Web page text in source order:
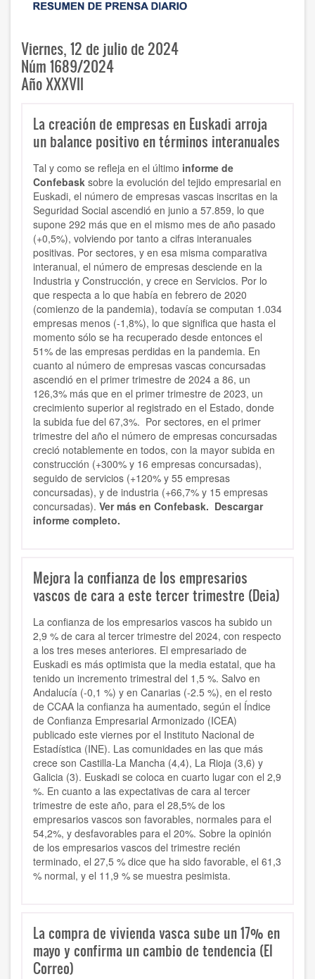
Viernes, 12 de julio de 2024
Núm 1689/2024
Año XXXVII
La creación de empresas en Euskadi arroja
un balance positivo en términos interanuales
Tal y como se refleja en el último informe de
Confebask sobre la evolución del tejido empresarial en
Euskadi, el número de empresas vascas inscritas en la
Seguridad Social ascendió en junio a 57.859, lo que
supone 292 más que en el mismo mes de año pasado
(+0,5%), volviendo por tanto a cifras interanuales
positivas. Por sectores, y en esa misma comparativa
interanual, el número de empresas desciende en la
Industria y Construcción, y crece en Servicios. Por lo
que respecta a lo que había en febrero de 2020
(comienzo de la pandemia), todavía se computan 1.034
empresas menos (-1,8%), lo que significa que hasta el
momento sólo se ha recuperado desde entonces el
51% de las empresas perdidas en la pandemia. En
cuanto al número de empresas vascas concursadas
ascendió en el primer trimestre de 2024 a 86, un
126,3% más que en el primer trimestre de 2023, un
crecimiento superior al registrado en el Estado, donde
la subida fue del 67,3%. Por sectores, en el primer
trimestre del año el número de empresas concursadas
creció notablemente en todos, con la mayor subida en
construcción (+300% y 16 empresas concursadas),
seguido de servicios (+120% y 55 empresas
concursadas), y de industria (+66,7% y 15 empresas
concursadas). Ver más en Confebask. Descargar
informe completo.
Mejora la confianza de los empresarios
vascos de cara a este tercer trimestre (Deia)
La confianza de los empresarios vascos ha subido un
2,9 % de cara al tercer trimestre del 2024, con respecto
a los tres meses anteriores. El empresariado de
Euskadi es más optimista que la media estatal, que ha
tenido un incremento trimestral del 1,5 %. Salvo en
Andalucía (-0,1 %) y en Canarias (-2.5 %), en el resto
de CCAA la confianza ha aumentado, según el Índice
de Confianza Empresarial Armonizado (ICEA)
publicado este viernes por el Instituto Nacional de
Estadística (INE). Las comunidades en las que más
crece son Castilla-La Mancha (4,4), La Rioja (3,6) y
Galicia (3). Euskadi se coloca en cuarto lugar con el 2,9
%. En cuanto a las expectativas de cara al tercer
trimestre de este año, para el 28,5% de los
empresarios vascos son favorables, normales para el
54,2%, y desfavorables para el 20%. Sobre la opinión
de los empresarios vascos del trimestre recién
terminado, el 27,5 % dice que ha sido favorable, el 61,3
% normal, y el 11,9 % se muestra pesimista.
La compra de vivienda vasca sube un 17% en
mayo y confirma un cambio de tendencia (El
Correo)